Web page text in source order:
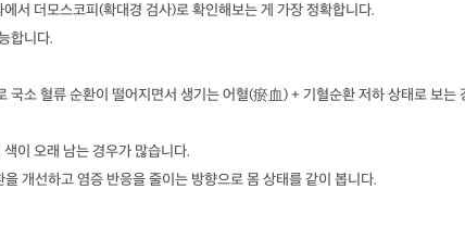
서 더모스코피(확대경 검사)로 확인해보는 게 가장 정확합니다.
합니다.
국소 혈류 순환이 떨어지면서 생기는 어혈(瘀血) + 기혈순환 저하 상태로 보는
이 오래 남는 경우가 많습니다.
개선하고 염증 반응을 줄이는 방향으로 몸 상태를 같이 봅니다.